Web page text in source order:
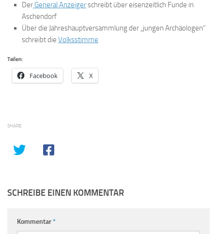
Der General Anzeigerschreibt über eisenzeitlich Funde in
Aschendorf
Über die Jahreshauptversammlung der „jungen Archäologen“
schreibt die Volksstimme
Teilen:
Facebook X
SHARE
SCHREIBE EINEN KOMMENTAR
Kommentar*